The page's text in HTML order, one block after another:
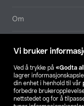
Vi bruker
Ved å trykke på «Godta
lagrer
din enhet i henhold til vår
forbedre
nettstedet og for å
Om
Våre selskaper